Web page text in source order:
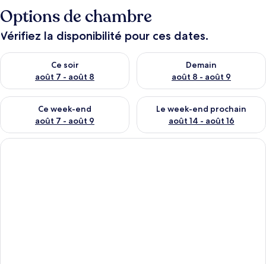
Options de chambre
Vérifiez la disponibilité pour ces dates.
Ce soir
août 7 - août 8
Vérifier la disponibilité pour ce soir août 7 - août 8
Demain
août 8 - août 9
Vérifier la disponibilité pour
Ce week-end
août 7 - août 9
Vérifier la disponibilité pour ce week-end août 7 - août 9
Le week-end prochain
août 14 - août 16
Vérifier la disponibilité pour